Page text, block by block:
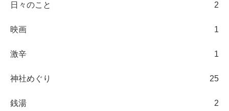
日々のこと 2
映画 1
激辛 1
神社めぐり 25
銭湯 2